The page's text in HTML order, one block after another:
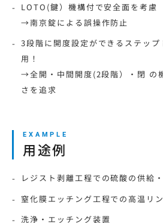
LOTO(鍵）機構付で安全面を考慮
→南京錠による誤操作防止
3段階に開度設定ができるステッ
用！
→全開・中間開度(2段階）・閉 の
さを追求
用途例
レジスト剥離工程での硫酸の供給
窒化膜エッチング工程での高温リ
洗浄・エッチング装置